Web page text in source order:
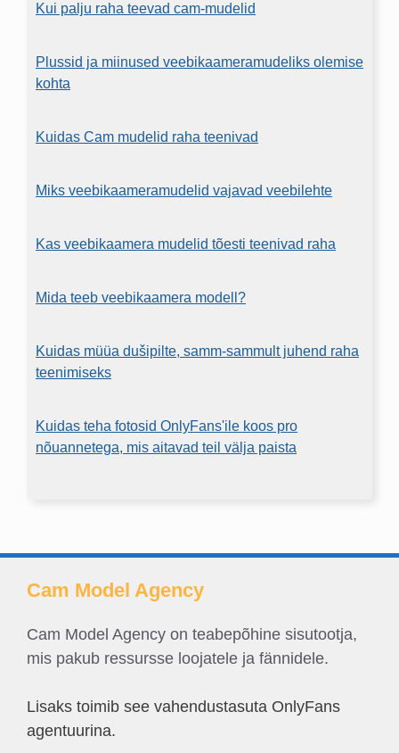
Kui palju raha teevad cam-mudelid
Plussid ja miinused veebikaameramudeliks olemise
kohta
Kuidas Cam mudelid raha teenivad
Miks veebikaameramudelid vajavad veebilehte
Kas veebikaamera mudelid tõesti teenivad raha
Mida teeb veebikaamera modell?
Kuidas müüa dušipilte, samm-sammult juhend raha
teenimiseks
Kuidas teha fotosid OnlyFans'ile koos pro
nõuannetega, mis aitavad teil välja paista
Cam Model Agency
Cam Model Agency on teabepõhine sisutootja,
mis pakub ressursse loojatele ja fännidele.
Lisaks toimib see vahendustasuta OnlyFans
agentuurina.